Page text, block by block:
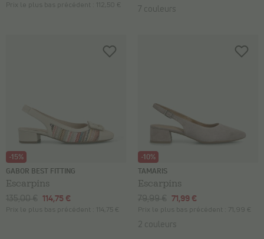
Prix le plus bas précédent : 112,50 €
7 couleurs
-15%
GABOR BEST FITTING
Escarpins
135,00 € 114,75 €
Prix le plus bas précédent : 114,75 €
-10%
TAMARIS
Escarpins
79,99 € 71,99 €
Prix le plus bas précédent : 71,99 €
2 couleurs